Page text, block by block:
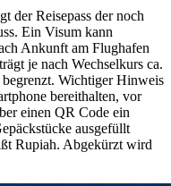
der Reisepass der noch
Ein Visum kann
Ankunft am Flughafen
je nach Wechselkurs ca.
Wichtiger Hinweis
bereithalten, vor
einen QR Code ein
ausgefüllt
Rupiah. Abgekürzt wird